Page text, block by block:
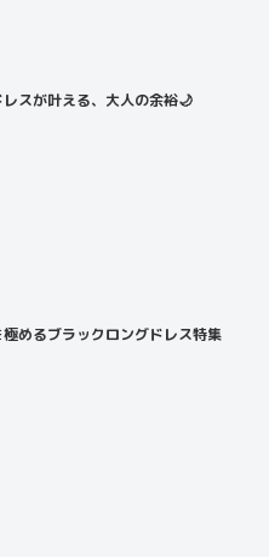
レスが叶える、大人の余裕🌙
極めるブラックロングドレス特集